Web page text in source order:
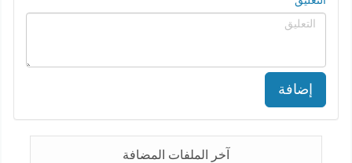
إضافة
آخر الملفات المضافة